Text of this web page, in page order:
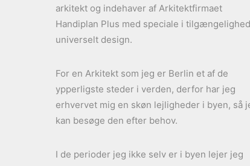
arkitekt og indehaver af Arkitektfirmaet
Handiplan Plus med speciale i
universelt design.
For en Arkitekt som jeg er Berlin et af de
ypperligste steder i verden, derfor har jeg
erhvervet mig en skøn lejligheder i byen, så
kan besøge den efter behov.
I de perioder jeg ikke selv er i byen lejer jeg